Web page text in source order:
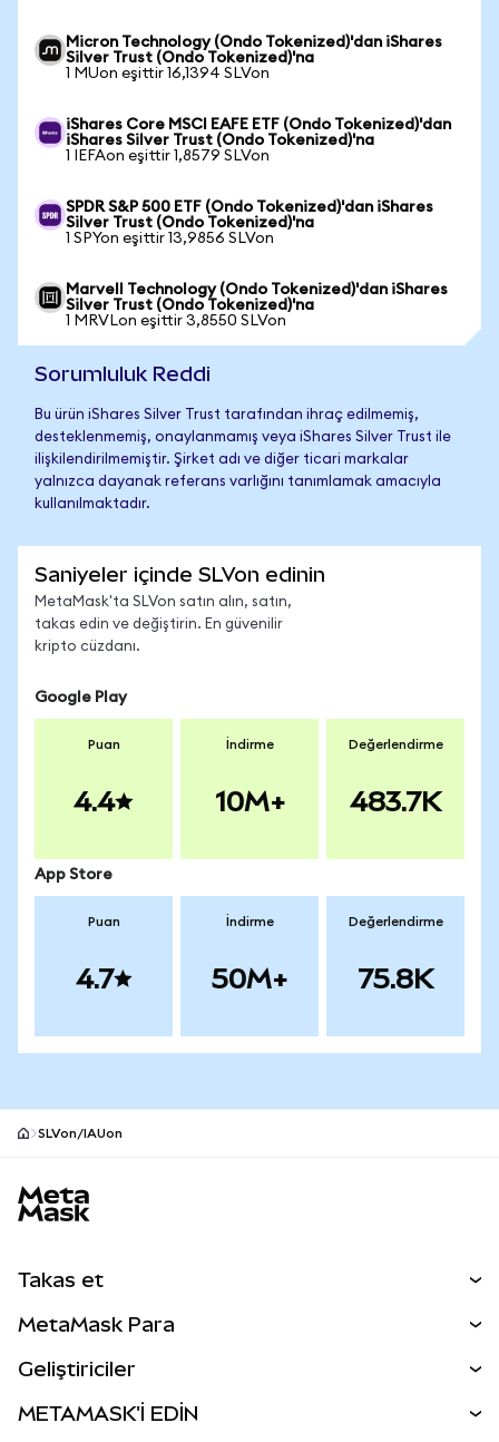
Micron Technology (Ondo Tokenized)'dan iShares
Silver Trust (Ondo Tokenized)'na
1 MUon eşittir 16,1394 SLVon
iShares Core MSCI EAFE ETF (Ondo Tokenized)'dan
iShares Silver Trust (Ondo Tokenized)'na
1 IEFAon eşittir 1,8579 SLVon
SPDR S&P 500 ETF (Ondo Tokenized)'dan iShares
Silver Trust (Ondo Tokenized)'na
1 SPYon eşittir 13,9856 SLVon
Marvell Technology (Ondo Tokenized)'dan iShares
Silver Trust (Ondo Tokenized)'na
1 MRVLon eşittir 3,8550 SLVon
Sorumluluk Reddi
Bu ürün iShares Silver Trust tarafından ihraç edilmemiş,
desteklenmemiş, onaylanmamış veya iShares Silver Trust ile
ilişkilendirilmemiştir. Şirket adı ve diğer ticari markalar
yalnızca dayanak referans varlığını tanımlamak amacıyla
kullanılmaktadır.
Saniyeler içinde SLVon edinin
MetaMask'ta SLVon satın alın, satın,
takas edin ve değiştirin. En güvenilir
kripto cüzdanı.
Google Play
Puan
4.4
İndirme
10M+
Değerlendirme
483.7K
App Store
Puan
4.7
İndirme
50M+
Değerlendirme
75.8K
SLVon/IAUon
Takas et
Perps
RWA'lar
MetaMask Para
Geliştiriciler
METAMASK'İ EDİN